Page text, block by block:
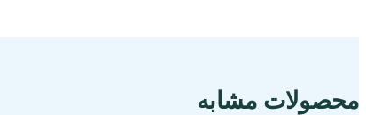
محصولات مشابه